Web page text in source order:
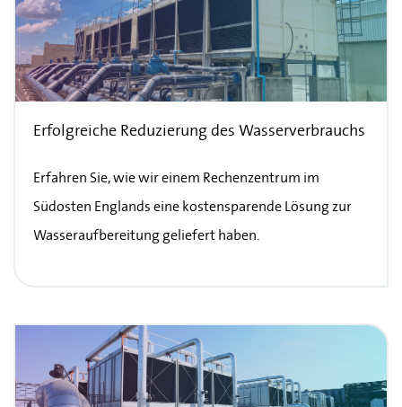
Erfolgreiche Reduzierung des Wasserverbrauchs
Erfahren Sie, wie wir einem Rechenzentrum im
Südosten Englands eine kostensparende Lösung zur
Wasseraufbereitung geliefert haben.